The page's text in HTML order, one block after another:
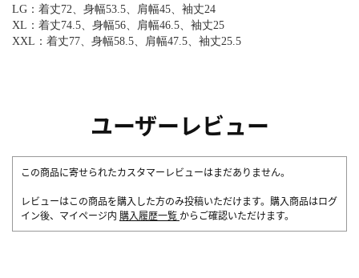
LG：着丈72、身幅53.5、肩幅45、袖丈24
XL：着丈74.5、身幅56、肩幅46.5、袖丈25
XXL：着丈77、身幅58.5、肩幅47.5、袖丈25.5
ユーザーレビュー
この商品に寄せられたカスタマーレビューはまだありません。
レビューはこの商品を購入した方のみ投稿いただけます。購入商品はログ
イン後、マイページ内 購入履歴一覧 からご確認いただけます。